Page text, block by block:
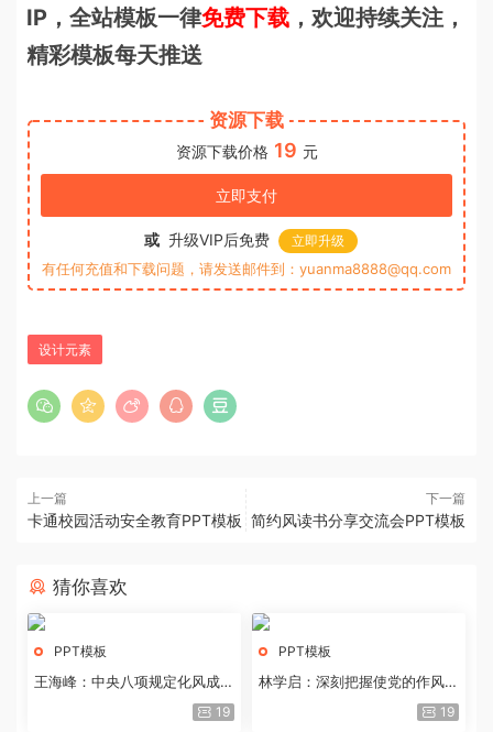
IP，全站模板一律免费下载 ，欢迎持续关注，
精彩模板每天推送
资源下载
资源下载价格 19 元
立即支付
或 升级VIP后免费 立即升级
有任何充值和下载问题，请发送邮件到：yuanma8888@qq.com
设计元素
上一篇
卡通校园活动安全教育PPT模板
下一篇
简约风读书分享交流会PPT模板
猜你喜欢
PPT模板
王海峰：中央八项规定化风成俗
19
PPT模板
林学启：深刻把握使党的作风全
19